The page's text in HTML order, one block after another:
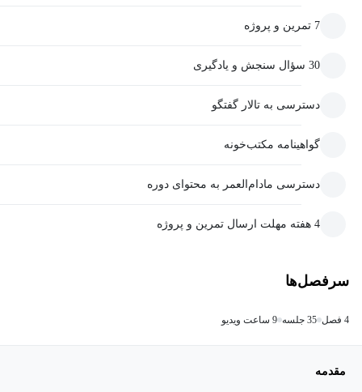
7 تمرین و پروژه
30 سؤال سنجش و یادگیری
دسترسی به تالار گفتگو
گواهینامه مکتب‌خونه
دسترسی مادام‌العمر به محتوای دوره
4 هفته مهلت ارسال تمرین و پروژه
سرفصل‌ها
4 فصل 35 جلسه 9 ساعت ویدیو
مقدمه